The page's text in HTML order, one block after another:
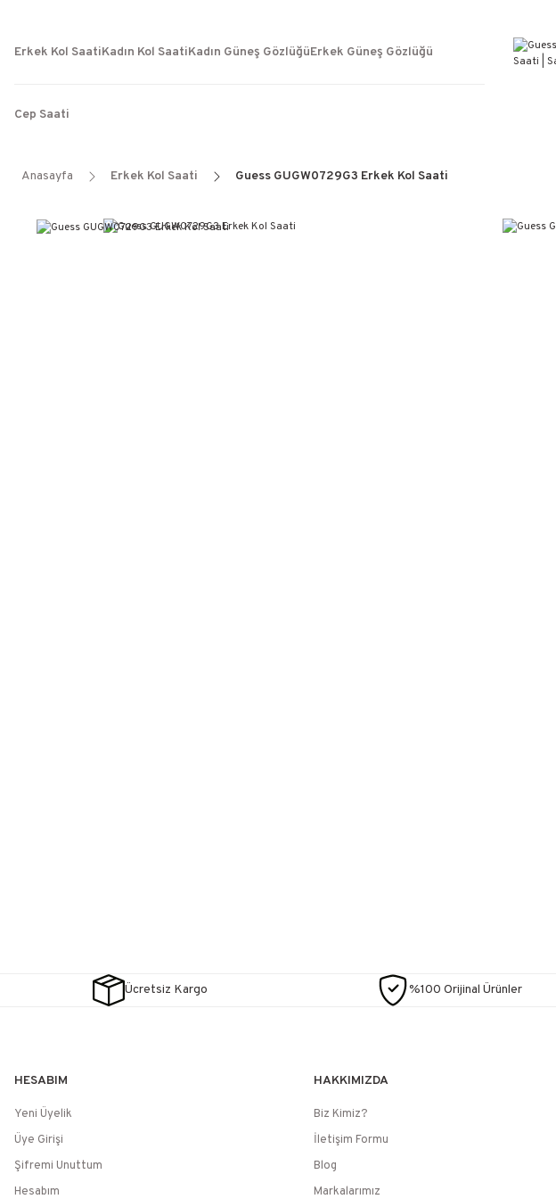
WEB
Erkek Kol SaatiKadın Kol SaatiKadın Güneş GözlüğüErkek Güneş Gözlüğü
Cep Saati
Anasayfa Erkek Kol Saati Guess GUGW0729G3 Erkek Kol Saati
Ücretsiz Kargo %100 Orijinal Ürünler
HESABIM
Yeni Üyelik
Üye Girişi
Şifremi Unuttum
Hesabım
HAKKIMIZDA
Biz Kimiz?
İletişim Formu
Blog
Markalarımız